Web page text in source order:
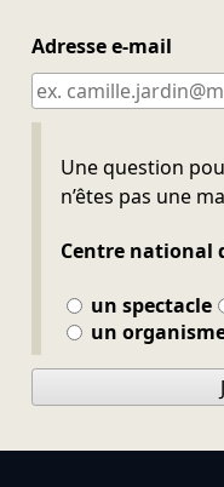
Adresse e-mail
Une question
n’êtes pas une
Centre national
un spectacle
un
Ne pas remplir